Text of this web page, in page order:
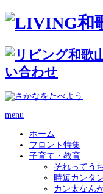
menu
ホーム
フロント特集
子育て・教育
それってう
時短カンタ
カン太なん